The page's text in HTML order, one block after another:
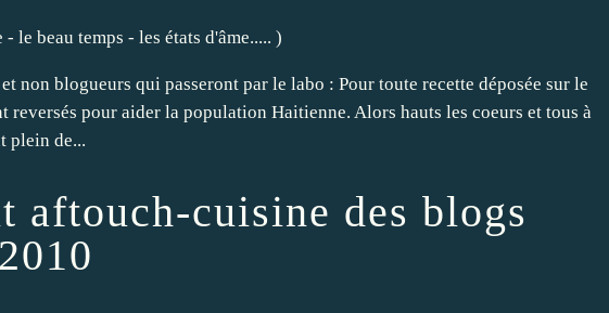
le beau temps - les états d'âme..... )
non blogueurs qui passeront par le labo : Pour toute recette déposée sur le
reversés pour aider la population Haitienne. Alors hauts les coeurs et tous à
plein de...
aftouch-cuisine des blogs